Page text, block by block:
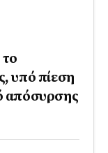
υπό πίεση
απόσυρσης